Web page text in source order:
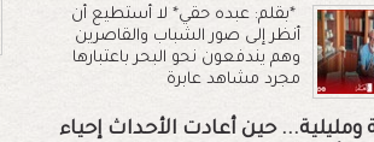
*بقلم: عبده حقي* لا أستطيع أن
أنظر إلى صور الشباب والقاصرين
وهم يندفعون نحو البحر باعتبارها
مجرد مشاهد عابرة
ومليلية... حين أعادت الأحداث إحياء